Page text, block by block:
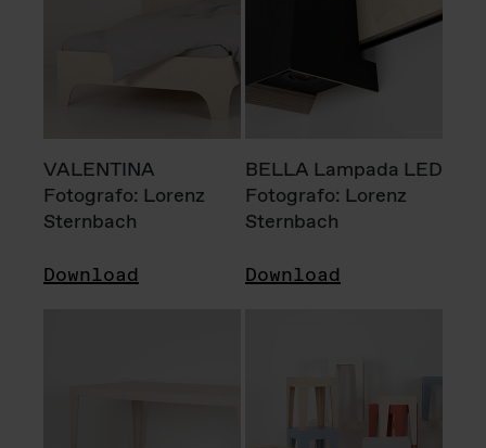
VALENTINA
Fotografo: Lorenz
Sternbach
Download
BELLA Lampada LED
Fotografo: Lorenz
Sternbach
Download